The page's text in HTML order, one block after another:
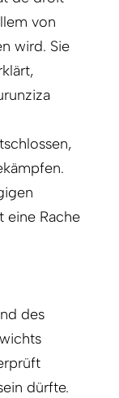
von
wird. Sie
eine Rache
des
dürfte.